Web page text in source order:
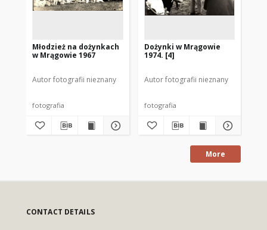
Młodzież na dożynkach
w Mrągowie 1967
Autor fotografii nieznany
fotografia
Dożynki w Mrągowie
1974. [4]
Autor fotografii nieznany
fotografia
More
CONTACT DETAILS